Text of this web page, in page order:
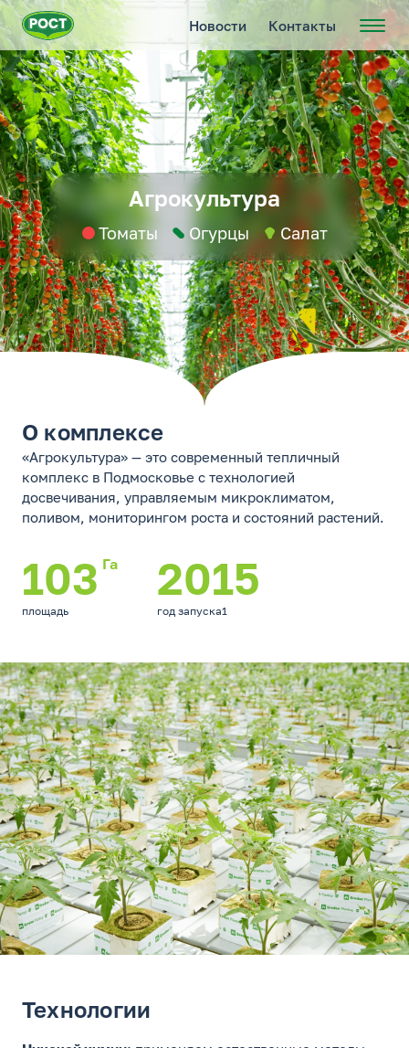
Новости Контакты
Агрокультура
Томаты Огурцы Салат
О комплексе
«Агрокультура» — это современный тепличный
комплекс в Подмосковье с технологией
досвечивания, управляемым микроклиматом,
поливом, мониторингом роста и состояний растений.
103 Га
площадь
2015
год запуска1
Технологии